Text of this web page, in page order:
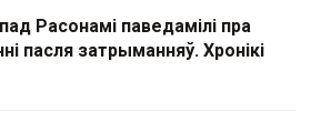
Расонамі паведамілі пра
пасля затрыманняў. Хронікі